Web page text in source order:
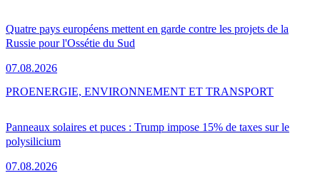
Quatre pays européens mettent en garde contre les projets de la
Russie pour l'Ossétie du Sud
07.08.2026
Panneaux solaires et puces : Trump impose 15% de taxes sur le
polysilicium
07.08.2026
PROENERGIE, ENVIRONNEMENT ET TRANSPORT